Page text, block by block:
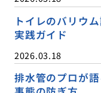
トイレのバリウ
実践ガイド
2026.03.18
排水管のプロが